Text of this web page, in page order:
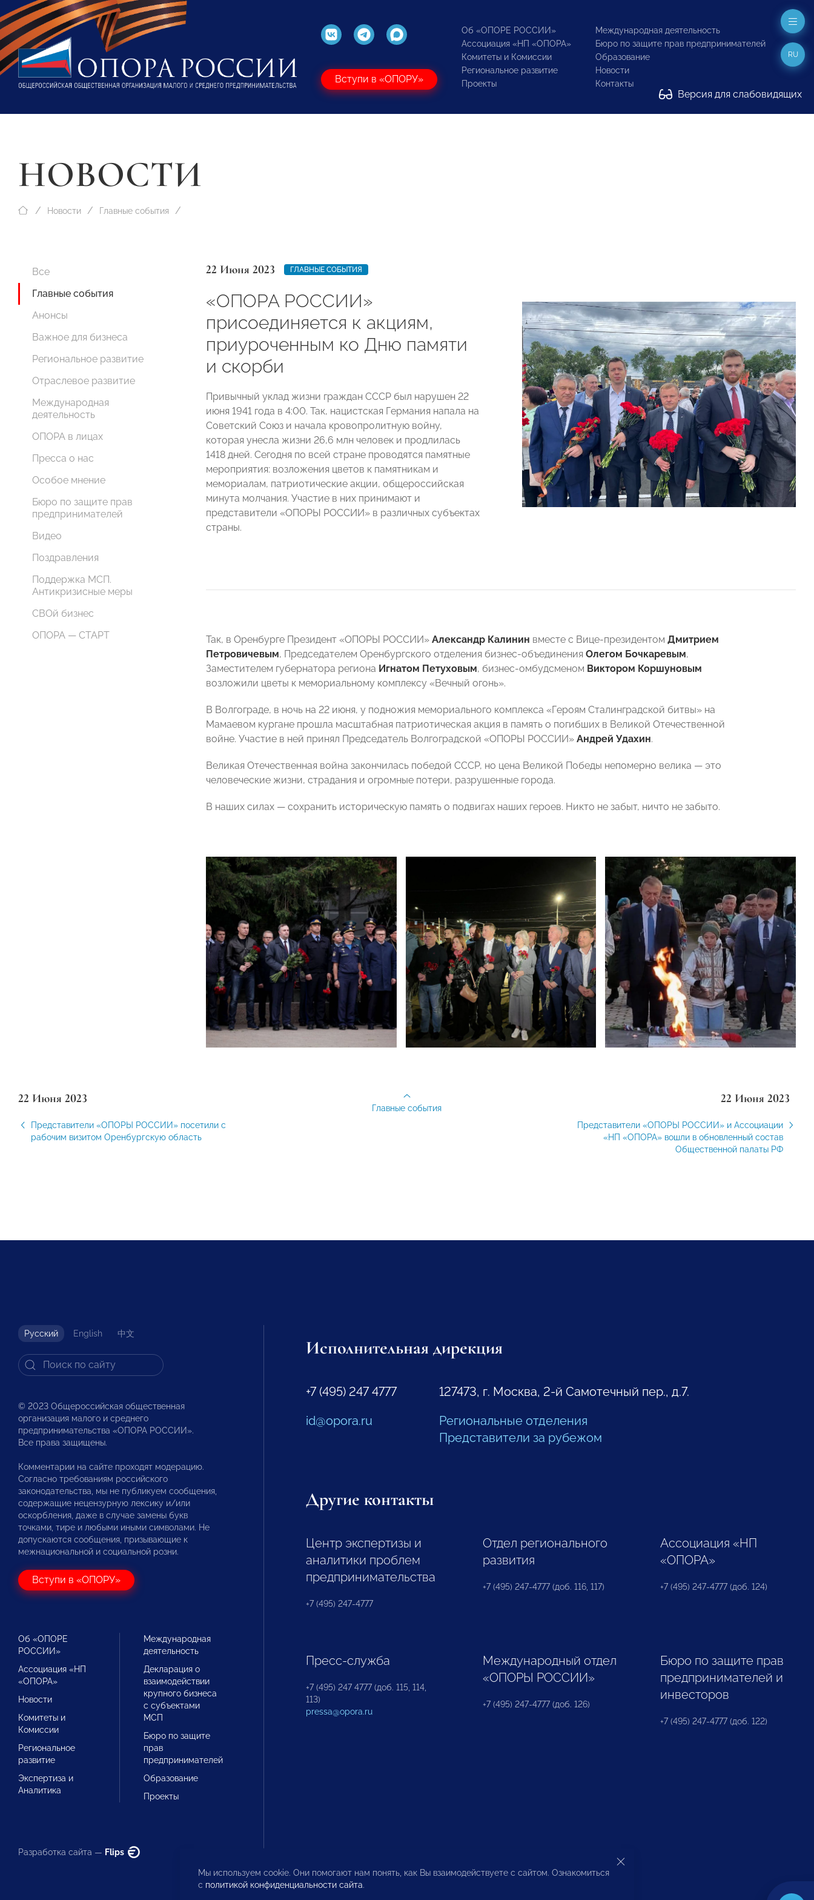
Вступи в «ОПОРУ»
Об «ОПОРЕ РОССИИ»
Ассоциация «НП «ОПОРА»
Комитеты и Комиссии
Региональное развитие
Проекты
Международная деятельность
Бюро по защите прав предпринимателей
Образование
Новости
Контакты
Версия для слабовидящих
RU
НОВОСТИ
Новости Главные события
Все
Главные события
Анонсы
Важное для бизнеса
Региональное развитие
Отраслевое развитие
Международная
деятельность
ОПОРА в лицах
Пресса о нас
Особое мнение
Бюро по защите прав
предпринимателей
Видео
Поздравления
Поддержка МСП.
Антикризисные меры
СВОй бизнес
ОПОРА — СТАРТ
22 Июня 2023 ГЛАВНЫЕ СОБЫТИЯ
«ОПОРА РОССИИ»
присоединяется к акциям,
приуроченным ко Дню памяти
и скорби
Привычный уклад жизни граждан СССР был нарушен 22
июня 1941 года в 4:00. Так, нацистская Германия напала на
Советский Союз и начала кровопролитную войну,
которая унесла жизни 26,6 млн человек и продлилась
1418 дней. Сегодня по всей стране проводятся памятные
мероприятия: возложения цветов к памятникам и
мемориалам, патриотические акции, общероссийская
минута молчания. Участие в них принимают и
представители «ОПОРЫ РОССИИ» в различных субъектах
страны.
Так, в Оренбурге Президент «ОПОРЫ РОССИИ» Александр Калинин вместе с Вице-президентом Дмитрием
Петровичевым, Председателем Оренбургского отделения бизнес-объединения Олегом Бочкаревым,
Заместителем губернатора региона Игнатом Петуховым, бизнес-омбудсменом Виктором Коршуновым
возложили цветы к мемориальному комплексу «Вечный огонь».
В Волгограде, в ночь на 22 июня, у подножия мемориального комплекса «Героям Сталинградской битвы» на
Мамаевом кургане прошла масштабная патриотическая акция в память о погибших в Великой Отечественной
войне. Участие в ней принял Председатель Волгоградской «ОПОРЫ РОССИИ» Андрей Удахин.
Великая Отечественная война закончилась победой СССР, но цена Великой Победы непомерно велика — это
человеческие жизни, страдания и огромные потери, разрушенные города.
В наших силах — сохранить историческую память о подвигах наших героев. Никто не забыт, ничто не забыто.
22 Июня 2023
Представители «ОПОРЫ РОССИИ» посетили с
рабочим визитом Оренбургскую область
22 Июня 2023
Представители «ОПОРЫ РОССИИ» и Ассоциации
«НП «ОПОРА» вошли в обновленный состав
Общественной палаты РФ
Главные события
Русский English 中文
© 2023 Общероссийская общественная
организация малого и среднего
предпринимательства «ОПОРА РОССИИ».
Все права защищены.
Комментарии на сайте проходят модерацию.
Согласно требованиям российского
законодательства, мы не публикуем сообщения,
содержащие нецензурную лексику и/или
оскорбления, даже в случае замены букв
точками, тире и любыми иными символами. Не
допускаются сообщения, призывающие к
межнациональной и социальной розни.
Вступи в «ОПОРУ»
Об «ОПОРЕ
РОССИИ»
Ассоциация «НП
«ОПОРА»
Новости
Комитеты и
Комиссии
Региональное
развитие
Экспертиза и
Аналитика
Международная
деятельность
Декларация о
взаимодействии
крупного бизнеса
с субъектами
МСП
Бюро по защите
прав
предпринимателей
Образование
Проекты
Разработка сайта — Flips
Исполнительная дирекция
+7 (495) 247 4777
id@opora.ru
127473, г. Москва, 2-й Самотечный пер., д.7.
Региональные отделения
Представители за рубежом
Другие контакты
Центр экспертизы и
аналитики проблем
предпринимательства
+7 (495) 247-4777
Отдел регионального
развития
+7 (495) 247-4777 (доб. 116, 117)
Ассоциация «НП
«ОПОРА»
+7 (495) 247-4777 (доб. 124)
Пресс-служба
+7 (495) 247 4777 (доб. 115, 114,
113)
pressa@opora.ru
Международный отдел
«ОПОРЫ РОССИИ»
+7 (495) 247-4777 (доб. 126)
Бюро по защите прав
предпринимателей и
инвесторов
+7 (495) 247-4777 (доб. 122)
Мы используем cookie. Они помогают нам понять, как Вы взаимодействуете с сайтом. Ознакомиться
с политикой конфиденциальности сайта.